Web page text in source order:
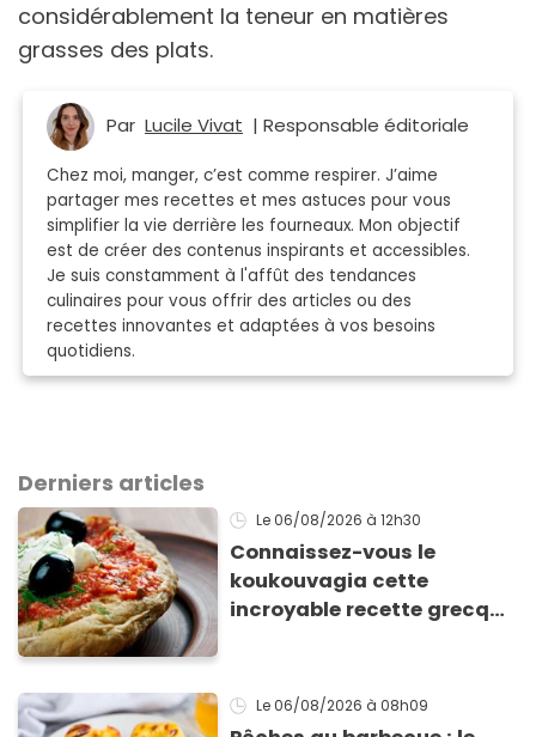
considérablement la teneur en matières
grasses des plats.
Par Lucile Vivat | Responsable éditoriale
Chez moi, manger, c’est comme respirer. J’aime
partager mes recettes et mes astuces pour vous
simplifier la vie derrière les fourneaux. Mon objectif
est de créer des contenus inspirants et accessibles.
Je suis constamment à l'affût des tendances
culinaires pour vous offrir des articles ou des
recettes innovantes et adaptées à vos besoins
quotidiens.
Derniers articles
Le 06/08/2026 à 12h30
Connaissez-vous le
koukouvagia cette
incroyable recette grecque
Le 06/08/2026 à 08h09